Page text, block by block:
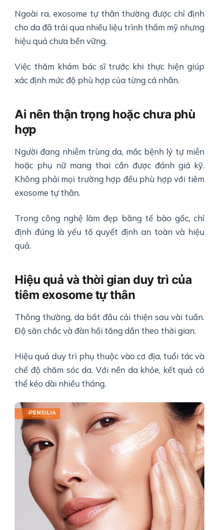
Ngoài ra, exosome tự thân thường được chỉ định
cho da đã trải qua nhiều liệu trình thẩm mỹ nhưng
hiệu quả chưa bền vững.
Việc thăm khám bác sĩ trước khi thực hiện giúp
xác định mức độ phù hợp của từng cá nhân.
Ai nên thận trọng hoặc chưa phù
hợp
Người đang nhiễm trùng da, mắc bệnh lý tự miễn
hoặc phụ nữ mang thai cần được đánh giá kỹ.
Không phải mọi trường hợp đều phù hợp với tiêm
exosome tự thân.
Trong công nghệ làm đẹp bằng tế bào gốc, chỉ
định đúng là yếu tố quyết định an toàn và hiệu
quả.
Hiệu quả và thời gian duy trì của
tiêm exosome tự thân
Thông thường, da bắt đầu cải thiện sau vài tuần.
Độ săn chắc và đàn hồi tăng dần theo thời gian.
Hiệu quả duy trì phụ thuộc vào cơ địa, tuổi tác và
chế độ chăm sóc da. Với nền da khỏe, kết quả có
thể kéo dài nhiều tháng.